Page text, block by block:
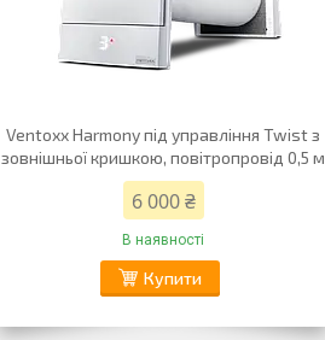
Ventoxx Harmony під управління Twist з
зовнішньої кришкою, повітропровід 0,5 м
6 000 ₴
В наявності
Купити